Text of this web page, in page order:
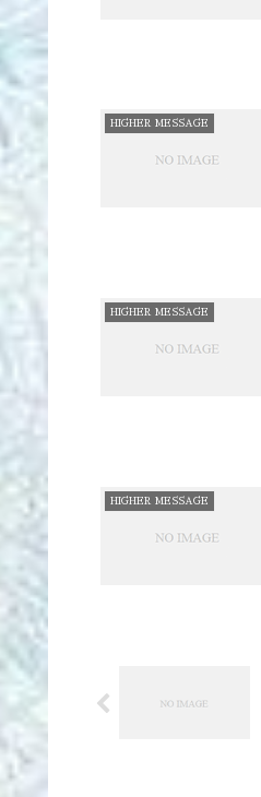
HIGHER MESSAGE
HIGHER MESSAGE
HIGHER MESSAGE